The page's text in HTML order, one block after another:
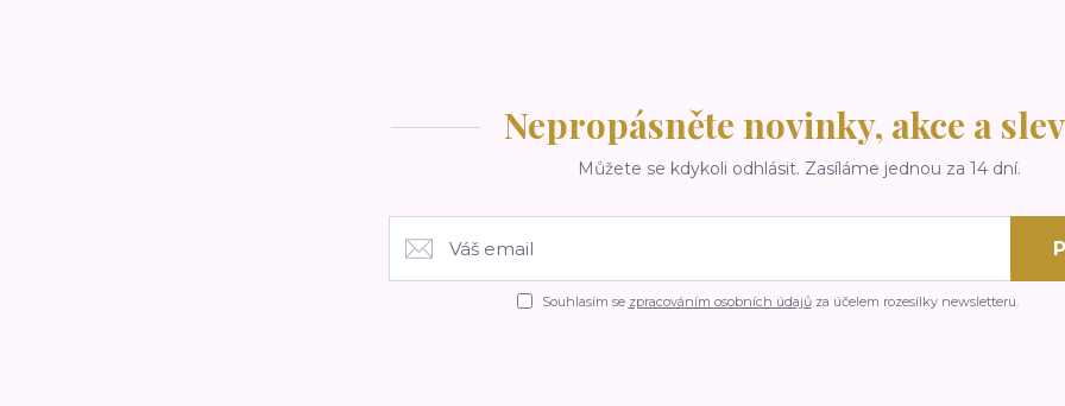
Nepropásněte novinky, akce a
Můžete se kdykoli odhlásit. Zasíláme jednou za 14 dní.
Souhlasím se zpracováním osobních údajůza účelem rozesílky newsletteru.